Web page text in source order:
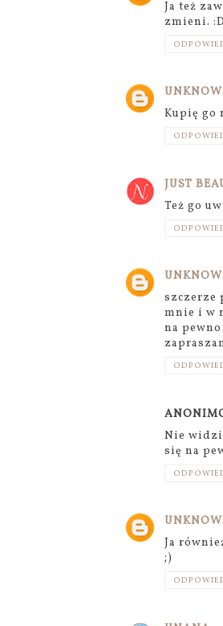
Ja też
zmieni. :D
Kupię go
JUST
Też go
szczerze
mnie i w
na
Nie
się na
Ja
;)